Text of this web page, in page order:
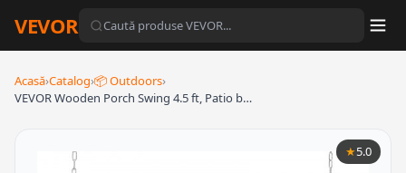
VEVOR
Acasă›Catalog›📦 Outdoors›
VEVOR Wooden Porch Swing 4.5 ft, Patio b…
★5.0